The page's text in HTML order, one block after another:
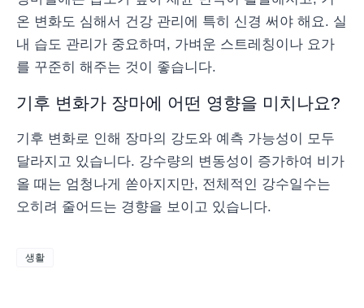
온 변화도 심해서 건강 관리에 특히 신경 써야 해요. 실
내 습도 관리가 중요하며, 가벼운 스트레칭이나 요가
를 꾸준히 해주는 것이 좋습니다.
기후 변화가 장마에 어떤 영향을 미치나요?
기후 변화로 인해 장마의 강도와 예측 가능성이 모두
달라지고 있습니다. 강수량의 변동성이 증가하여 비가
올 때는 엄청나게 쏟아지지만, 전체적인 강수일수는
오히려 줄어드는 경향을 보이고 있습니다.
생활